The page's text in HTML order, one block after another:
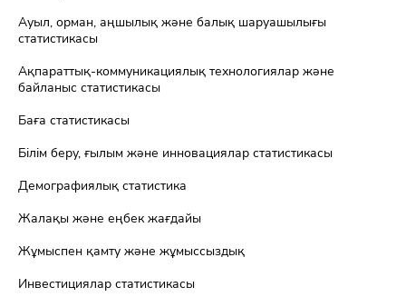
Ауыл, орман, аңшылық және балық шаруашылығы
статистикасы
Ақпараттық-коммуникациялық технологиялар және
байланыс статистикасы
Баға статистикасы
Білім беру, ғылым және инновациялар статистикасы
Демографиялық статистика
Жалақы және еңбек жағдайы
Жұмыспен қамту және жұмыссыздық
Инвестициялар статистикасы